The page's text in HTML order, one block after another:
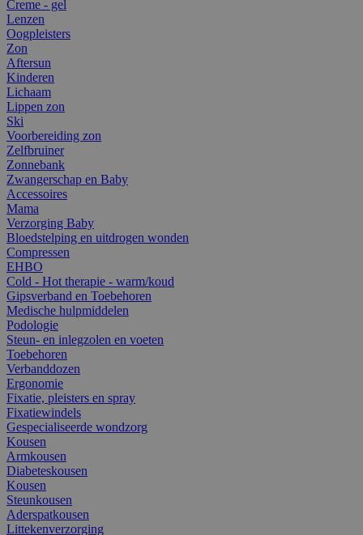
Creme - gel
Lenzen
Oogpleisters
Zon
Aftersun
Kinderen
Lichaam
Lippen zon
Ski
Voorbereiding zon
Zelfbruiner
Zonnebank
Zwangerschap en Baby
Accessoires
Mama
Verzorging Baby
Bloedstelping en uitdrogen wonden
Compressen
EHBO
Cold - Hot therapie - warm/koud
Gipsverband en Toebehoren
Medische hulpmiddelen
Podologie
Steun- en inlegzolen en voeten
Toebehoren
Verbanddozen
Ergonomie
Fixatie, pleisters en spray
Fixatiewindels
Gespecialiseerde wondzorg
Kousen
Armkousen
Diabeteskousen
Kousen
Steunkousen
Aderspatkousen
Littekenverzorging